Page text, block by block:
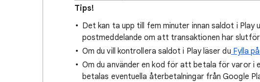
Tips!
Det kan ta upp till fem minuter innan saldot i
postmeddelande om att transaktionen har
Om du vill kontrollera saldot i Play läser du Fylla
Om du använder en kod för att betala för varor i
betalas eventuella återbetalningar från Google